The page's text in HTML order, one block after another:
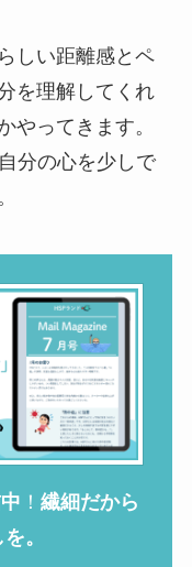
しい距離感とペ
を理解してくれ
やってきます。
分の心を少しで
！ 繊細だから
。